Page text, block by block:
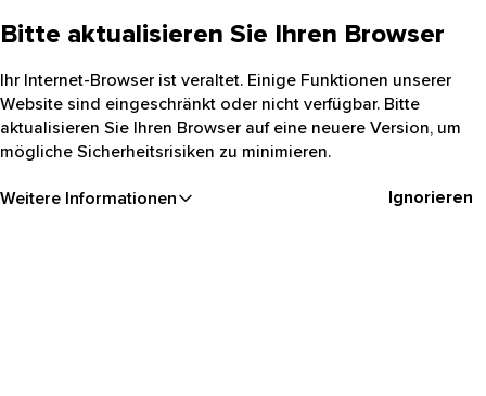
Bitte aktualisieren Sie Ihren Browser
Ihr Internet-Browser ist veraltet. Einige Funktionen unserer
Website sind eingeschränkt oder nicht verfügbar. Bitte
aktualisieren Sie Ihren Browser auf eine neuere Version, um
mögliche Sicherheitsrisiken zu minimieren.
Weitere Informationen Ignorieren